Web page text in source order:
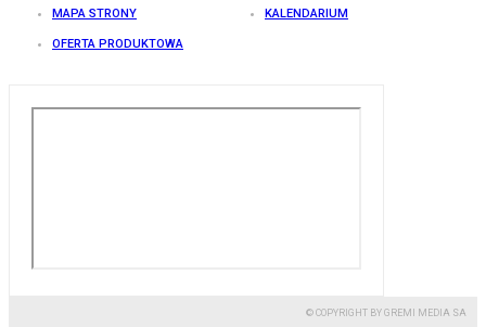
MAPA STRONY KALENDARIUM
OFERTA PRODUKTOWA
© COPYRIGHT BY GREMI MEDIA SA